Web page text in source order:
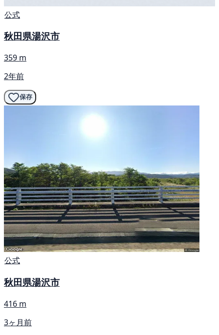
公式
秋田県湯沢市
359 m
2年前
保存
公式
秋田県湯沢市
416 m
3ヶ月前